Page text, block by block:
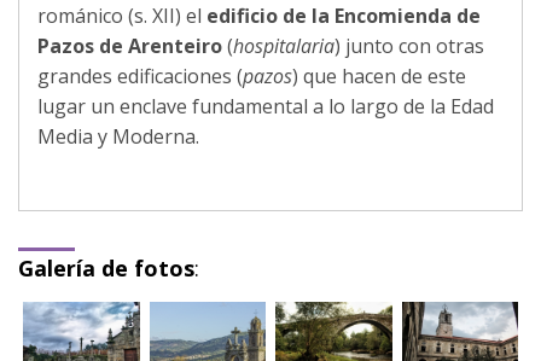
románico (s. XII) el edificio de la Encomienda de
Pazos de Arenteiro(hospitalaria) junto con otras
grandes edificaciones (pazos) que hacen de este
lugar un enclave fundamental a lo largo de la Edad
Media y Moderna.
Galería de fotos: